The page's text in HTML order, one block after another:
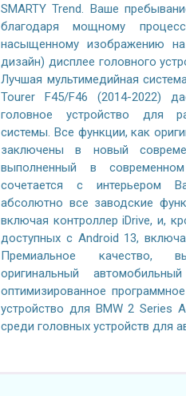
SMARTY Trend. Ваше
благодаря мощному
насыщенному изображению
дизайн) дисплее головного
Лучшая мультимедийная
Tourer F45/F46 (2014-2022)
головное устройство для
системы. Все функции, как
заключены в новый
выполненный в
сочетается с интерьером
абсолютно все заводские
включая контроллер iDrive, и,
доступных с Android 13,
Премиальное качество,
оригинальный
оптимизированное
устройство для BMW 2 Series
среди головных устройств для